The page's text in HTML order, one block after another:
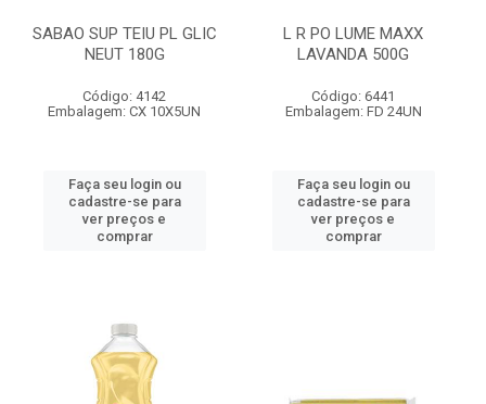
SABAO SUP TEIU PL GLIC
NEUT 180G
Código: 4142
Embalagem: CX 10X5UN
Faça seu login ou
cadastre-se para
ver preços e
comprar
L R PO LUME MAXX
LAVANDA 500G
Código: 6441
Embalagem: FD 24UN
Faça seu login ou
cadastre-se para
ver preços e
comprar